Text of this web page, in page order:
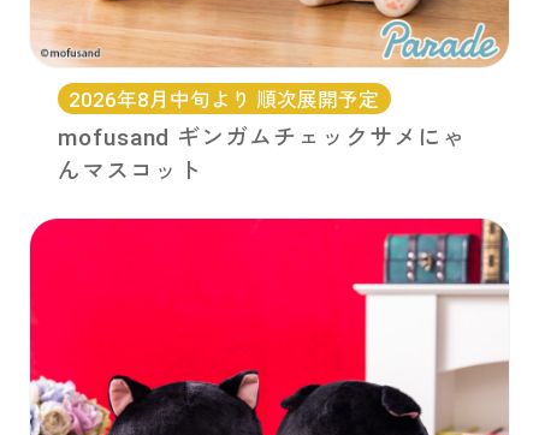
2026年8月中旬より 順次展開予定
mofusand ギンガムチェックサメにゃ
んマスコット